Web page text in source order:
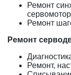
Ремонт
Ремонт
Ремонт
Ремонт,